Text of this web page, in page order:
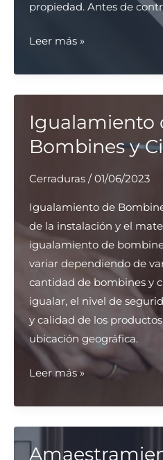
propiedad. Antes de
Algunos
los
servicios
de
cerraduras
que
puedes
en
Barcelona
Leer más »
Igualamiento
Bombines y
Cerraduras/01/06/2023
Igualamiento de
de la instalación y el
igualamiento de
variar dependiendo de
cantidad de bombines y
igualar, el nivel de
y calidad de los
ubicación geográfica.
Igualamiento
Bombines
y
Cilindros
Leer más »